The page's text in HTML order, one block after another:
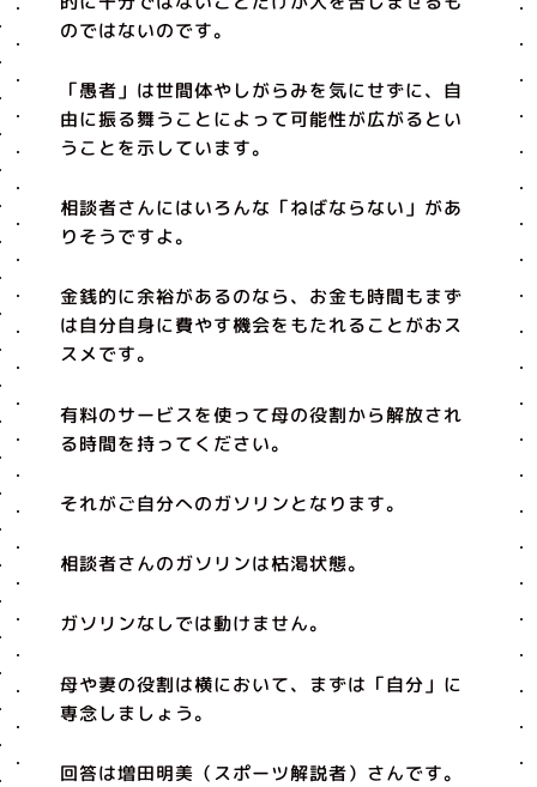
のではないのです。
「愚者」は世間体やしがらみを気にせずに、自
由に振る舞うことによって可能性が広がるとい
うことを示しています。
相談者さんにはいろんな「ねばならない」があ
りそうですよ。
金銭的に余裕があるのなら、お金も時間もまず
は自分自身に費やす機会をもたれることがおス
スメです。
有料のサービスを使って母の役割から解放され
る時間を持ってください。
それがご自分へのガソリンとなります。
相談者さんのガソリンは枯渇状態。
ガソリンなしでは動けません。
母や妻の役割は横において、まずは「自分」に
専念しましょう。
回答は増田明美（スポーツ解説者）さんです。